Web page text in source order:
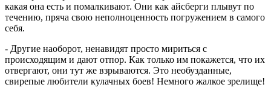
какая она есть и помалкивают. Они как айсберги плывут по
течению, пряча свою неполноценность погружением в самого
себя.
- Другие наоборот, ненавидят просто мириться с
происходящим и дают отпор. Как только им покажется, что их
отвергают, они тут же взрываются. Это необузданные,
свирепые любители кулачных боев! Немного жалкое зрелище!